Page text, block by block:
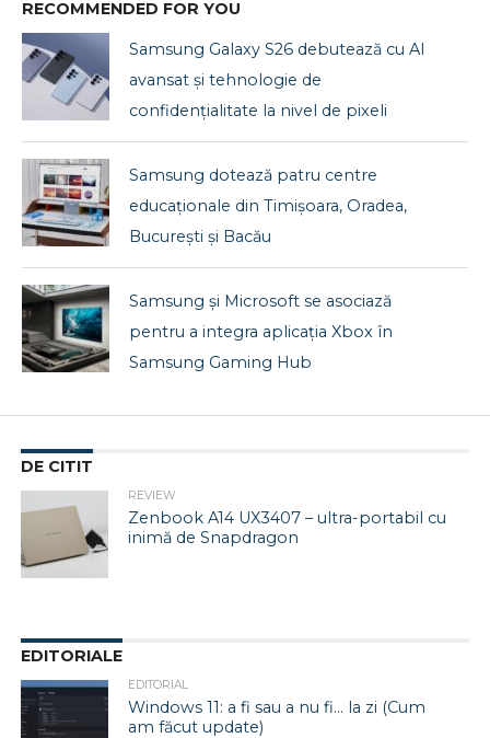
RECOMMENDED FOR YOU
Samsung Galaxy S26 debutează cu AI
avansat și tehnologie de
confidențialitate la nivel de pixeli
Samsung dotează patru centre
educaționale din Timișoara, Oradea,
București și Bacău
Samsung și Microsoft se asociază
pentru a integra aplicația Xbox în
Samsung Gaming Hub
DE CITIT
REVIEW
Zenbook A14 UX3407 – ultra-portabil cu
inimă de Snapdragon
EDITORIALE
EDITORIAL
Windows 11: a fi sau a nu fi… la zi (Cum
am făcut update)